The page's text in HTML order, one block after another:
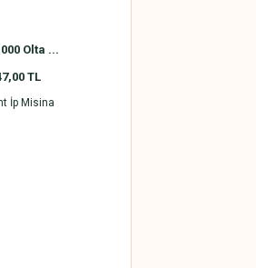
Olta ...
TL